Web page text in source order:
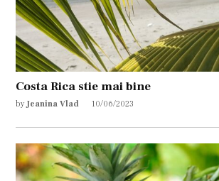
Costa Rica stie mai bine
by Jeanina Vlad 10/06/2023